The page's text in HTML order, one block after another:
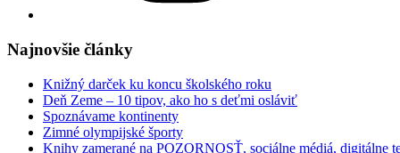
Najnovšie články
Knižný darček ku koncu školského roku
Deň Zeme – 10 tipov, ako ho s deťmi osláviť
Spoznávame kontinenty
Zimné olympijské športy
Knihy zamerané na POZORNOSŤ, sociálne médiá, digitálne